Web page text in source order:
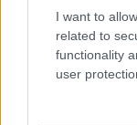
I want to
related to
functionality
user
Nyerő Páros
2024. október 21.
Simon Attila